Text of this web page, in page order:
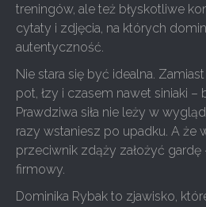
treningów, ale też błyskotliwe
cytaty i zdjęcia, na których
autentyczność.
Nie stara się być idealna.
pot, łzy i czasem nawet siniaki –
Prawdziwa siła nie leży w
razy wstaniesz po upadku. A że
przeciwnik zdąży założyć gardę
firmowy.
Dominika Rybak to zjawisko,